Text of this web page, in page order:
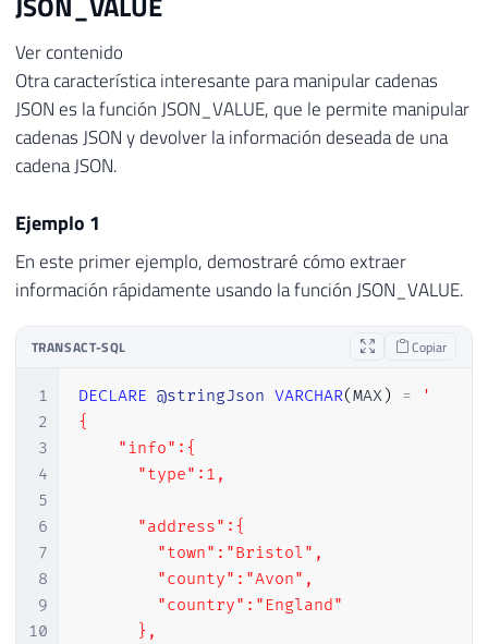
26
27
28
29
30
32
33
34
35
37
39
40
41
42
43
44
45
46
47
48
"user_access":
            }
        },
        {
            "database": {
                "name": "tempdb",
                    "recovery": "SIMPLE",
"page_verify":
                },
                "parameters": {
                    "read_only": false,
                    "auto_shrink": false,
"auto_create_stats":
"ansi_nulls":
"ansi_warnings":
"arithabort":
                    }
Ver contenido
Otra característica interesante para manipular cadenas
JSON es la función JSON_VALUE, que le permite manipular
cadenas JSON y devolver la información deseada de una
cadena JSON.
Ejemplo 1
En este primer ejemplo, demostraré cómo extraer
información rápidamente usando la función JSON_VALUE.
TRANSACT-SQL Copiar
1
2
3
4
5
6
7
8
9
10
DECLARE @stringJson VARCHAR(MAX) =
'
{
    "info":{
      "type":1,
      "address":{
        "town":"Bristol",
        "county":"Avon",
        "country":"England"
      },